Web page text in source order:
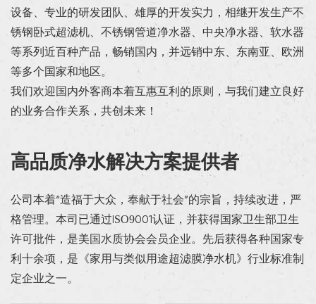
设备、专业的研发团队、雄厚的开发实力，相继开发生产不
锈钢卧式超滤机、不锈钢管道净水器、中央净水器、软水器
等系列近百种产品，畅销国内，并远销中东、东南亚、欧洲
等多个国家和地区。
我们欢迎国内外客商本着互惠互利的原则，与我们建立良好
的业务合作关系，共创未来！
高品质净水解决方案提供者
公司本着“造福于大众，奉献于社会”的宗旨，持续改进，严
格管理。本司已通过ISO9001认证，并获得国家卫生部卫生
许可批件，是美国水质协会会员企业。先后获得各种国家专
利十余项，是《家用与类似用途超滤膜净水机》行业标准制
定企业之一。